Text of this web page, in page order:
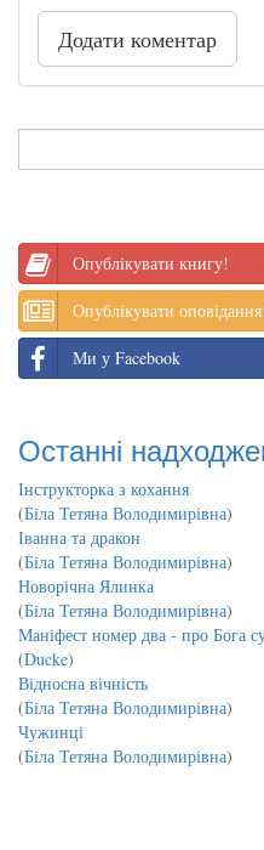
Додати коментар
Опублікувати книгу!
Опублікувати
Ми у Facebook
Останні
Інструкторка з кохання
(Біла Тетяна Володимирівна)
Іванна та дракон
(Біла Тетяна Володимирівна)
Новорічна Ялинка
(Біла Тетяна Володимирівна)
Маніфест номер два - про Бога
(Ducke)
Відносна вічність
(Біла Тетяна Володимирівна)
Чужинці
(Біла Тетяна Володимирівна)